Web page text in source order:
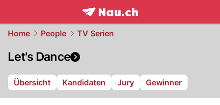
frontpage.NAU.ch
Home People TV Serien
Let's Dance
Übersicht Kandidaten Jury Gewinner